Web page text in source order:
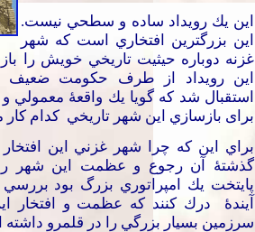
اين يك رويداد ساده و سطحي نيست.
اين بزرگترين افتخاري است كه شهر
غزنه دوباره حيثيت تاريخي خويش را باز
اين رويداد از طرف حكومت ضعيف
استقبال شد كه گويا يك واقعۀ معمولي
برای بازسازي اين شهر تاريخي كدام
براي اين كه چرا شهر غزني اين افتخار
گذشتۀ آن رجوع و عظمت اين شهر
پایتخت يك امپراتوري بزرگ بود
آيندۀ
درك كنند كه عظمت و افتخار
سرزمين بسيار بزرگي را در قلمرو